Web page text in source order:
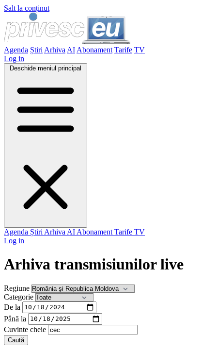
Salt la conținut
Agenda Știri Arhiva AI Abonament Tarife TV
Log in
Deschide meniul principal
Agenda Știri Arhiva AI Abonament Tarife TV
Log in
Arhiva transmisiunilor live
Regiune
Categorie
De la
Până la
Cuvinte cheie
Caută